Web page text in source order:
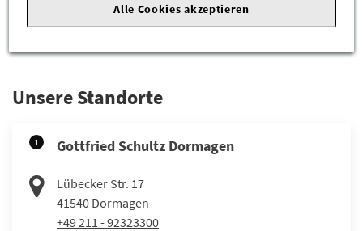
Unsere Standorte
1 Gottfried Schultz Dormagen
Lübecker Str. 17
41540 Dormagen
+49 211 - 92323300
Alle Cookies akzeptieren